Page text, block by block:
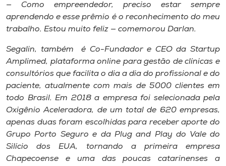
— Como empreendedor, preciso estar sempre
aprendendo e esse prêmio é o reconhecimento do meu
trabalho. Estou muito feliz — comemorou Darlan.
Segalin, também é Co-Fundador e CEO da Startup
Amplimed, plataforma online para gestão de clínicas e
consultórios que facilita o dia a dia do profissional e do
paciente, atualmente com mais de 5000 clientes em
todo Brasil. Em 2018 a empresa foi selecionada pela
Oxigênio Aceleradora, de um total de 620 empresas,
apenas duas foram escolhidas para receber aporte do
Grupo Porto Seguro e da Plug and Play do Vale do
Silício dos EUA, tornando a primeira empresa
Chapecoense e uma das poucas catarinenses a